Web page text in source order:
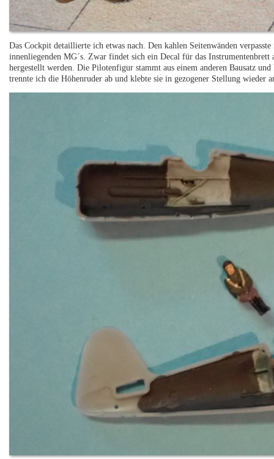
Das Cockpit detaillierte ich etwas nach. Den kahlen Seitenwänden
innenliegenden MG´s. Zwar findet sich ein Decal für das
hergestellt werden. Die Pilotenfigur stammt aus einem anderen Bausatz
trennte ich die Höhenruder ab und klebte sie in gezogener Stellung wieder